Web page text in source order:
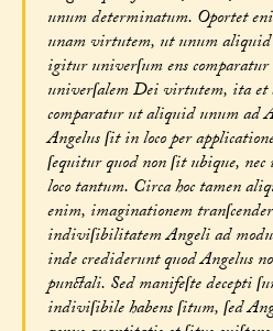
unum determinatum. Oportet
unam virtutem, ut unum aliquid
igitur univerſum ens
univerſalem Dei virtutem, ita et
comparatur ut aliquid unum ad
Angelus ſit in loco per
ſequitur quod non ſit ubique,
loco tantum. Circa hoc tamen
enim, imaginationem
indiviſibilitatem Angeli ad
inde crediderunt quod Angelus
punctali. Sed manifeſte decepti
indiviſibile habens ſitum, ſed